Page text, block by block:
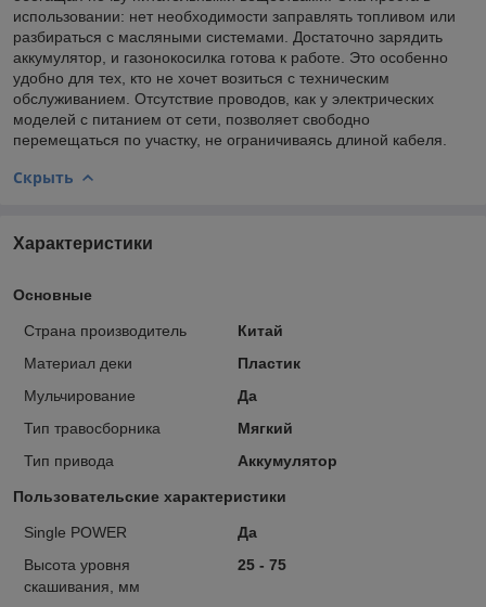
использовании: нет необходимости заправлять топливом или
разбираться с масляными системами. Достаточно зарядить
аккумулятор, и газонокосилка готова к работе. Это особенно
удобно для тех, кто не хочет возиться с техническим
обслуживанием. Отсутствие проводов, как у электрических
моделей с питанием от сети, позволяет свободно
перемещаться по участку, не ограничиваясь длиной кабеля.
Скрыть
Характеристики
Основные
Страна производитель
Китай
Материал деки
Пластик
Мульчирование
Да
Тип травосборника
Мягкий
Тип привода
Аккумулятор
Пользовательские характеристики
Single POWER
Да
Высота уровня
скашивания, мм
25 - 75